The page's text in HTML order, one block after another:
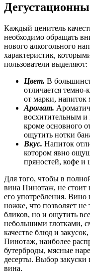
Каждый ценитель
необходимо обращать
нового алкогольного
характеристик,
пользователи выделяют:
Цвет. В
отличается темно-
от марки, напиток
Аромат.
восхитительным
кроме основного
ощутить нотки
Вкус. Напиток
котором явно
пряностей, кофе и
Для того, чтобы в
вина Пинотаж, не стоит
его употребления.
ножке, что позволяет не
бликов, но и ощутить
небольшими глотками,
качестве блюд и
Пинотаж, наиболее
бутерброды, мясные
десерты. Выбор закуски
вина.